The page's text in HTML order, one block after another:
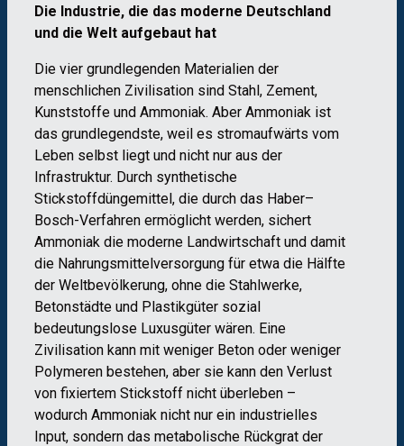
Die Industrie, die das moderne Deutschland
und die Welt aufgebaut hat
Die vier grundlegenden Materialien der
menschlichen Zivilisation sind Stahl, Zement,
Kunststoffe und Ammoniak. Aber Ammoniak ist
das grundlegendste, weil es stromaufwärts vom
Leben selbst liegt und nicht nur aus der
Infrastruktur. Durch synthetische
Stickstoffdüngemittel, die durch das Haber–
Bosch-Verfahren ermöglicht werden, sichert
Ammoniak die moderne Landwirtschaft und damit
die Nahrungsmittelversorgung für etwa die Hälfte
der Weltbevölkerung, ohne die Stahlwerke,
Betonstädte und Plastikgüter sozial
bedeutungslose Luxusgüter wären. Eine
Zivilisation kann mit weniger Beton oder weniger
Polymeren bestehen, aber sie kann den Verlust
von fixiertem Stickstoff nicht überleben –
wodurch Ammoniak nicht nur ein industrielles
Input, sondern das metabolische Rückgrat der